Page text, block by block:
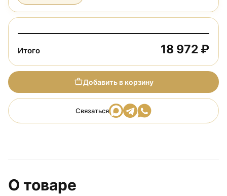
Итого 18 972 ₽
Добавить в корзину
Связаться
О товаре